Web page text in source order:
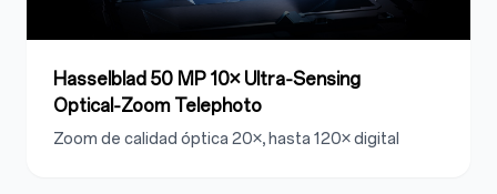
Hasselblad 50 MP 10× Ultra‑Sensing
Optical‑Zoom Telephoto
Zoom de calidad óptica 20×, hasta 120× digital